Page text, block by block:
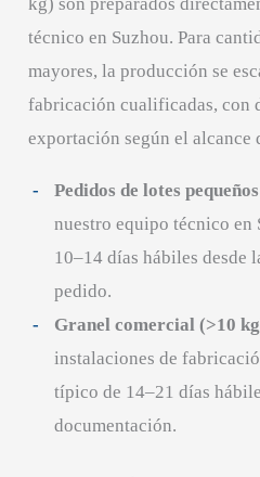
técnico en Suzhou. Para
mayores, la producción se
fabricación cualificadas, con
exportación según el alcance
Pedidos de lotes
nuestro equipo técnico en
10–14 días hábiles desde
pedido.
Granel comercial (>10
instalaciones de
típico de 14–21 días
documentación.